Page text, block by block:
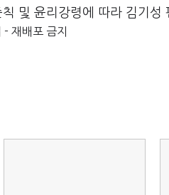
및 윤리강령에 따라 김기성
재배포 금지